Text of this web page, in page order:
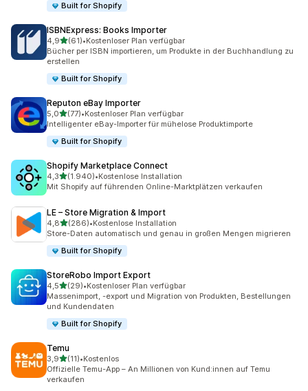
Built for Shopify
ISBNExpress: Books Importer
4,9von 5 Sternen
(61)
61 Rezensionen insgesamt
•Kostenloser Plan verfügbar
Bücher per ISBN importieren, um Produkte in der Buchhandlung zu
erstellen
Built for Shopify
Reputon eBay Importer
5,0von 5 Sternen
(77)
77 Rezensionen insgesamt
•Kostenloser Plan verfügbar
Intelligenter eBay-Importer für mühelose Produktimporte
Built for Shopify
Shopify Marketplace Connect
4,3von 5 Sternen
(1.940)
1940 Rezensionen insgesamt
•Kostenlose Installation
Mit Shopify auf führenden Online-Marktplätzen verkaufen
LE – Store Migration & Import
4,8von 5 Sternen
(286)
286 Rezensionen insgesamt
•Kostenlose Installation
Store-Daten automatisch und genau in großen Mengen migrieren
Built for Shopify
StoreRobo Import Export
4,5von 5 Sternen
(29)
29 Rezensionen insgesamt
•Kostenloser Plan verfügbar
Massenimport, -export und Migration von Produkten, Bestellungen
und Kundendaten
Built for Shopify
Temu
3,9von 5 Sternen
(11)
11 Rezensionen insgesamt
•Kostenlos
Offizielle Temu-App – An Millionen von Kund:innen auf Temu
verkaufen